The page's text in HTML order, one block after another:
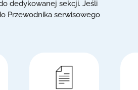
dedykowanej sekcji. Jeśli
Przewodnika serwisowego